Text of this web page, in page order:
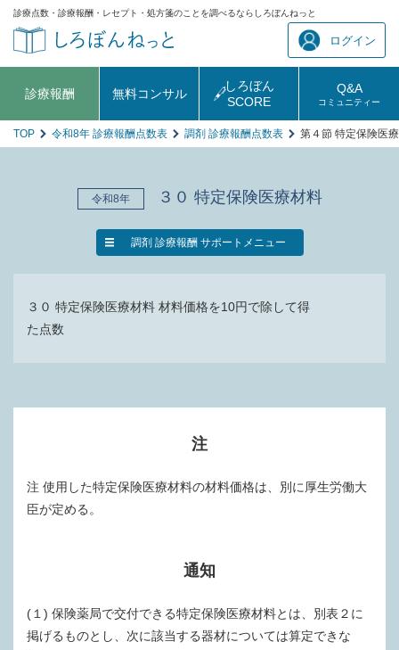
診療点数・診療報酬・レセプト・処方箋のことを調べるならしろぼんねっと
ログイン
診療報酬 無料コンサル
しろぼん
SCORE
Q&A
コミュニティー
TOP 令和8年 診療報酬点数表 調剤 診療報酬点数表 第４節 特定保険医
令和8年 ３０ 特定保険医療材料
調剤 診療報酬 サポートメニュー
３０ 特定保険医療材料 材料価格を10円で除して得
た点数
注
注 使用した特定保険医療材料の材料価格は、別に厚生労働大
臣が定める。
通知
(１) 保険薬局で交付できる特定保険医療材料とは、別表２に
掲げるものとし、次に該当する器材については算定できな